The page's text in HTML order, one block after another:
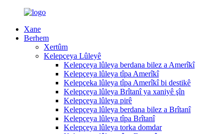
Xane
Berhem
Xertûm
Kelepçeya Lûleyê
Kelepçeya lûleya berdana bilez a Amerîkî
Kelepçeya lûleya tîpa Amerîkî
Kelepçeka lûleya tîpa Amerîkî bi destikê
Kelepçeya lûleya Brîtanî ya xaniyê şîn
Kelepçeya lûleya pirê
Kelepçeya lûleya berdana bilez a Brîtanî
Kelepçeya lûleya tîpa Brîtanî
Kelepçeya lûleya torka domdar